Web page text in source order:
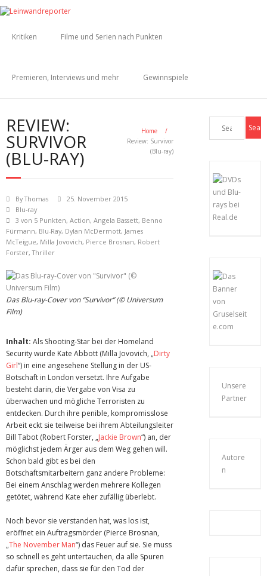
Kritiken Filme und Serien nach Punkten
Premieren, Interviews und mehr Gewinnspiele
REVIEW:
SURVIVOR
(BLU-RAY)
Home
/
Review: Survivor
(Blu-ray)
ByThomas
25. November 2015
Blu-ray
3 von 5 Punkten, Action, Angela Bassett, Benno
Fürmann, Blu-Ray, Dylan McDermott, James
McTeigue, Milla Jovovich, Pierce Brosnan, Robert
Forster,Thriller
Das Blu-ray-Cover von “Survivor” (© Universum
Film)
Inhalt: Als Shooting-Star bei der Homeland
Security wurde Kate Abbott (Milla Jovovich, „Dirty
Girl“) in eine angesehene Stellung in der US-
Botschaft in London versetzt. Ihre Aufgabe
besteht darin, die Vergabe von Visa zu
überwachen und mögliche Terroristen zu
entdecken. Durch ihre penible, kompromisslose
Arbeit eckt sie teilweise bei ihrem Abteilungsleiter
Bill Tabot (Robert Forster, „Jackie Brown“) an, der
möglichst jedem Ärger aus dem Weg gehen will.
Schon bald gibt es bei den
Botschaftsmitarbeitern ganz andere Probleme:
Bei einem Anschlag werden mehrere Kollegen
getötet, während Kate eher zufällig überlebt.
Noch bevor sie verstanden hat, was los ist,
eröffnet ein Auftragsmörder (Pierce Brosnan,
„The November Man“) das Feuer auf sie. Sie muss
so schnell es geht untertauchen, da alle Spuren
dafür sprechen, dass sie für den Tod der
Unsere
Partner
Autore
n